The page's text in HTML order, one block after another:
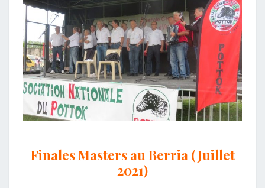
Finales Masters au Berria (Juillet
2021)